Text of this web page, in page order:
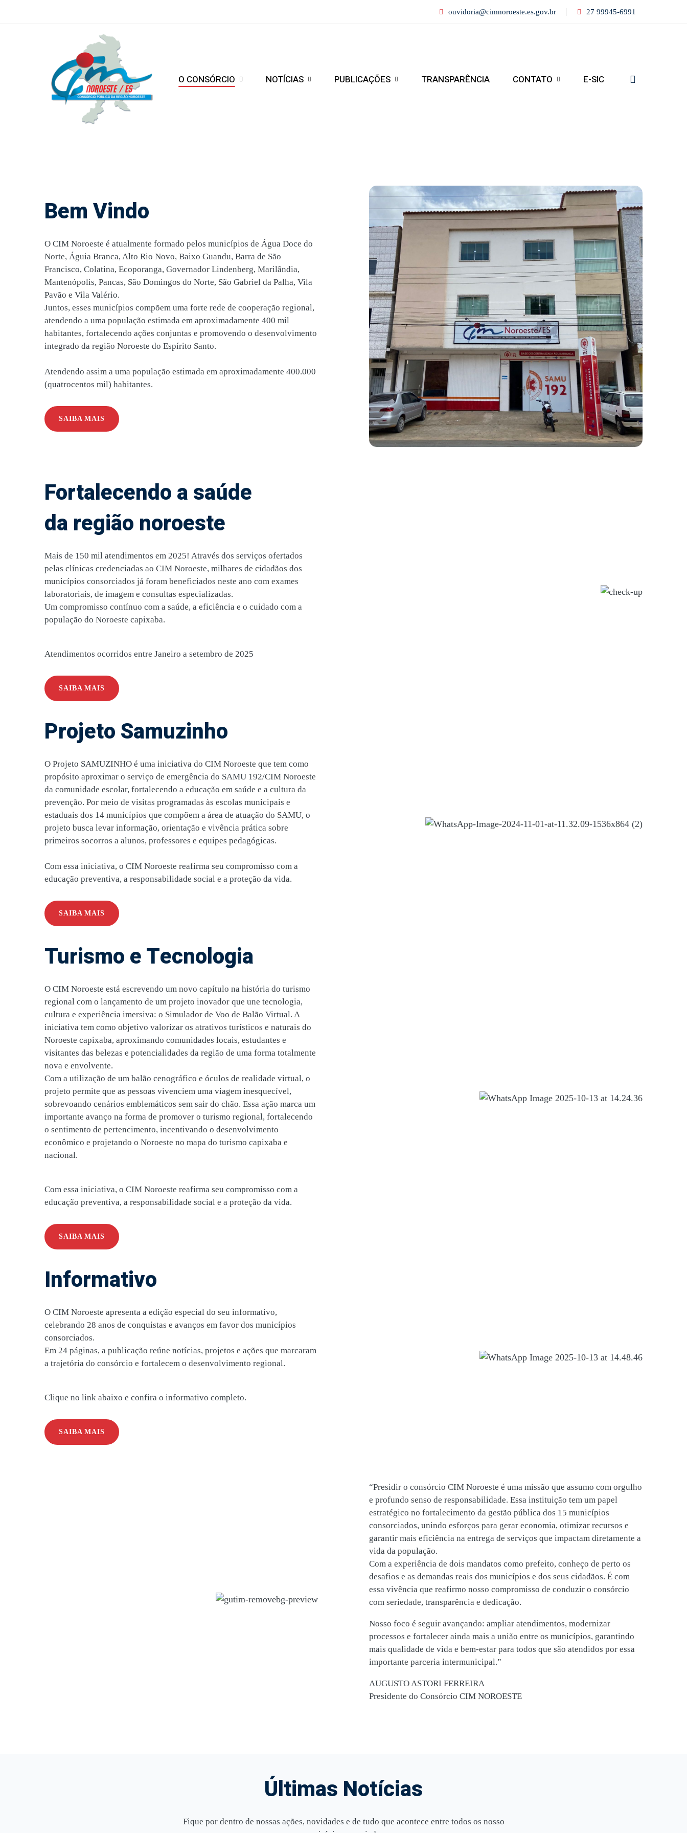
ouvidoria@cimnoroeste.es.gov.br 27 99945-6991
O CONSÓRCIO NOTÍCIAS PUBLICAÇÕES TRANSPARÊNCIA CONTATO E-SIC
home
Bem Vindo
O CIM Noroeste é atualmente formado pelos municípios de Água Doce do
Norte, Águia Branca, Alto Rio Novo, Baixo Guandu, Barra de São
Francisco, Colatina, Ecoporanga, Governador Lindenberg, Marilândia,
Mantenópolis, Pancas, São Domingos do Norte, São Gabriel da Palha, Vila
Pavão e Vila Valério.
Juntos, esses municípios compõem uma forte rede de cooperação regional,
atendendo a uma população estimada em aproximadamente 400 mil
habitantes, fortalecendo ações conjuntas e promovendo o desenvolvimento
integrado da região Noroeste do Espírito Santo.
Atendendo assim a uma população estimada em aproximadamente 400.000
(quatrocentos mil) habitantes.
SAIBA MAIS
Fortalecendo a saúde
da região noroeste
Mais de 150 mil atendimentos em 2025! Através dos serviços ofertados
pelas clínicas credenciadas ao CIM Noroeste, milhares de cidadãos dos
municípios consorciados já foram beneficiados neste ano com exames
laboratoriais, de imagem e consultas especializadas.
Um compromisso contínuo com a saúde, a eficiência e o cuidado com a
população do Noroeste capixaba.
Atendimentos ocorridos entre Janeiro a setembro de 2025
SAIBA MAIS
Projeto Samuzinho
O Projeto SAMUZINHO é uma iniciativa do CIM Noroeste que tem como
propósito aproximar o serviço de emergência do SAMU 192/CIM Noroeste
da comunidade escolar, fortalecendo a educação em saúde e a cultura da
prevenção. Por meio de visitas programadas às escolas municipais e
estaduais dos 14 municípios que compõem a área de atuação do SAMU, o
projeto busca levar informação, orientação e vivência prática sobre
primeiros socorros a alunos, professores e equipes pedagógicas.
Com essa iniciativa, o CIM Noroeste reafirma seu compromisso com a
educação preventiva, a responsabilidade social e a proteção da vida.
SAIBA MAIS
Turismo e Tecnologia
O CIM Noroeste está escrevendo um novo capítulo na história do turismo
regional com o lançamento de um projeto inovador que une tecnologia,
cultura e experiência imersiva: o Simulador de Voo de Balão Virtual. A
iniciativa tem como objetivo valorizar os atrativos turísticos e naturais do
Noroeste capixaba, aproximando comunidades locais, estudantes e
visitantes das belezas e potencialidades da região de uma forma totalmente
nova e envolvente.
Com a utilização de um balão cenográfico e óculos de realidade virtual, o
projeto permite que as pessoas vivenciem uma viagem inesquecível,
sobrevoando cenários emblemáticos sem sair do chão. Essa ação marca um
importante avanço na forma de promover o turismo regional, fortalecendo
o sentimento de pertencimento, incentivando o desenvolvimento
econômico e projetando o Noroeste no mapa do turismo capixaba e
nacional.
Com essa iniciativa, o CIM Noroeste reafirma seu compromisso com a
educação preventiva, a responsabilidade social e a proteção da vida.
SAIBA MAIS
Informativo
O CIM Noroeste apresenta a edição especial do seu informativo,
celebrando 28 anos de conquistas e avanços em favor dos municípios
consorciados.
Em 24 páginas, a publicação reúne notícias, projetos e ações que marcaram
a trajetória do consórcio e fortalecem o desenvolvimento regional.
Clique no link abaixo e confira o informativo completo.
SAIBA MAIS
“Presidir o consórcio CIM Noroeste é uma missão que assumo com orgulho
e profundo senso de responsabilidade. Essa instituição tem um papel
estratégico no fortalecimento da gestão pública dos 15 municípios
consorciados, unindo esforços para gerar economia, otimizar recursos e
garantir mais eficiência na entrega de serviços que impactam diretamente a
vida da população.
Com a experiência de dois mandatos como prefeito, conheço de perto os
desafios e as demandas reais dos municípios e dos seus cidadãos. É com
essa vivência que reafirmo nosso compromisso de conduzir o consórcio
com seriedade, transparência e dedicação.
Nosso foco é seguir avançando: ampliar atendimentos, modernizar
processos e fortalecer ainda mais a união entre os municípios, garantindo
mais qualidade de vida e bem-estar para todos que são atendidos por essa
importante parceria intermunicipal.”
AUGUSTO ASTORI FERREIRA
Presidente do Consórcio CIM NOROESTE
Últimas Notícias
Fique por dentro de nossas ações, novidades e de tudo que acontece entre todos os nosso